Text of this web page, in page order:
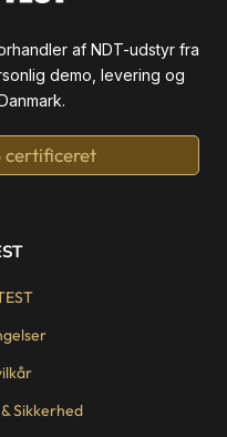
af NDT-udstyr fra
demo, levering og
certificeret
Sikkerhed